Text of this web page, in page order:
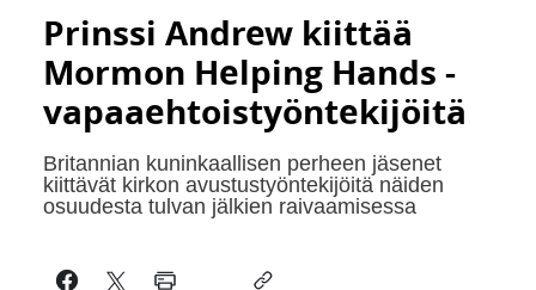
Prinssi Andrew kiittää
Mormon Helping Hands -
vapaaehtoistyöntekijöitä
Britannian kuninkaallisen perheen jäsenet
kiittävät kirkon avustustyöntekijöitä näiden
osuudesta tulvan jälkien raivaamisessa